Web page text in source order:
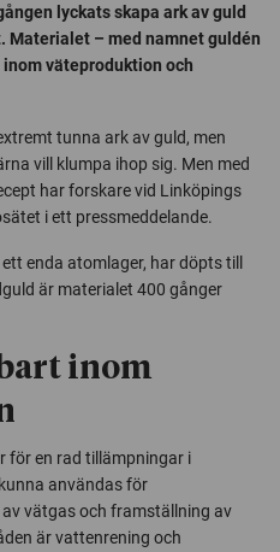
lyckats skapa ark av guld
Materialet – med namnet guldén
väteproduktion och
tunna ark av guld, men
vill klumpa ihop sig. Men med
har forskare vid Linköpings
i ett pressmeddelande.
enda atomlager, har döpts till
är materialet 400 gånger
inom
för en rad tillämpningar i
användas för
vätgas och framställning av
är vattenrening och